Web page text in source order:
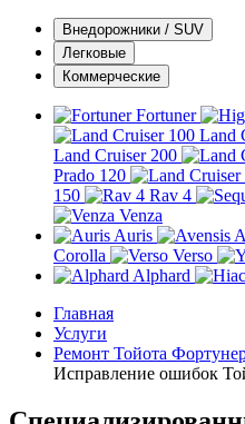
Внедорожники / SUV
Легковые
Коммерческие
Fortuner
Land
Land Cruiser 200
Prado 120
150
Rav 4
Venza
Auris
Corolla
Verso
Alphard
Главная
Услуги
Ремонт Тойота
Исправление ошибок